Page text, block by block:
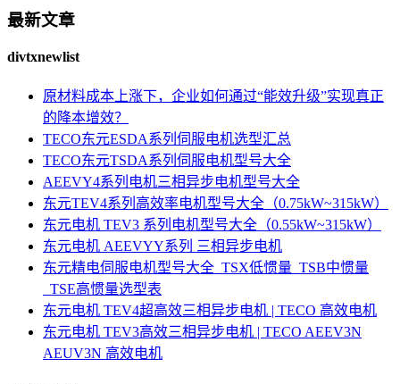
最新文章
divtxnewlist
原材料成本上涨下，企业如何通过“能效升级”实现真正
的降本增效？
TECO东元ESDA系列伺服电机选型汇总
TECO东元TSDA系列伺服电机型号大全
AEEVY4系列电机三相异步电机型号大全
东元TEV4系列高效率电机型号大全（0.75kW~315kW）
东元电机 TEV3 系列电机型号大全（0.55kW~315kW）
东元电机 AEEVYY系列 三相异步电机
东元精电伺服电机型号大全_TSX低惯量_TSB中惯量
_TSE高惯量选型表
东元电机 TEV4超高效三相异步电机 | TECO 高效电机
东元电机 TEV3高效三相异步电机 | TECO AEEV3N
AEUV3N 高效电机